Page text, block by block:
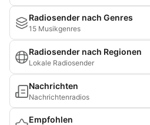
Radiosender nach Genres
15 Musikgenres
Radiosender nach Regionen
Lokale Radiosender
Nachrichten
Nachrichtenradios
Empfohlen